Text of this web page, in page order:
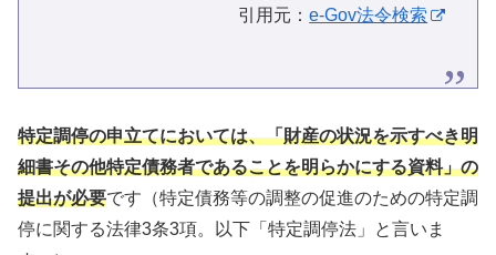
引用元：e-Gov法令検索
特定調停の申立てにおいては、「財産の状況を示すべき明
細書その他特定債務者であることを明らかにする資料」の
提出が必要です（特定債務等の調整の促進のための特定調
停に関する法律3条3項。以下「特定調停法」と言いま